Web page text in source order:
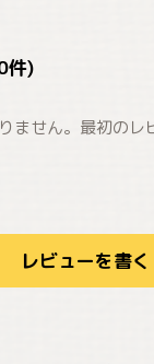
件)
ません。最初のレ
レビューを書く